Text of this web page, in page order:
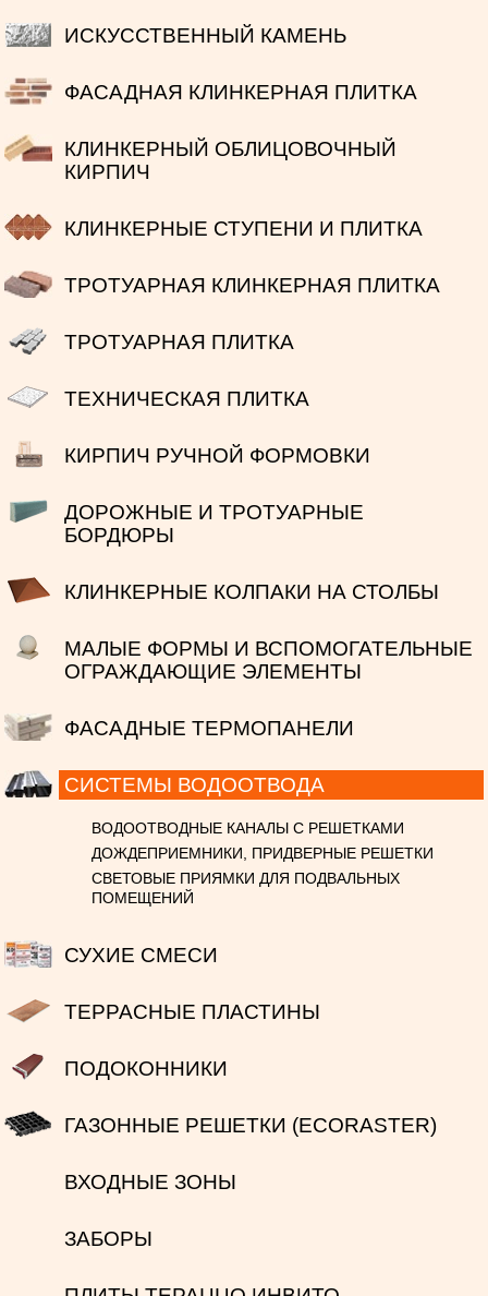
ИСКУССТВЕННЫЙ КАМЕНЬ
ФАСАДНАЯ КЛИНКЕРНАЯ ПЛИТКА
КЛИНКЕРНЫЙ ОБЛИЦОВОЧНЫЙ
КИРПИЧ
КЛИНКЕРНЫЕ СТУПЕНИ И ПЛИТКА
ТРОТУАРНАЯ КЛИНКЕРНАЯ ПЛИТКА
ТРОТУАРНАЯ ПЛИТКА
ТЕХНИЧЕСКАЯ ПЛИТКА
КИРПИЧ РУЧНОЙ ФОРМОВКИ
ДОРОЖНЫЕ И ТРОТУАРНЫЕ
БОРДЮРЫ
КЛИНКЕРНЫЕ КОЛПАКИ НА СТОЛБЫ
МАЛЫЕ ФОРМЫ И ВСПОМОГАТЕЛЬНЫЕ
ОГРАЖДАЮЩИЕ ЭЛЕМЕНТЫ
ФАСАДНЫЕ ТЕРМОПАНЕЛИ
СИСТЕМЫ ВОДООТВОДА
ВОДООТВОДНЫЕ КАНАЛЫ С РЕШЕТКАМИ
ДОЖДЕПРИЕМНИКИ, ПРИДВЕРНЫЕ РЕШЕТКИ
СВЕТОВЫЕ ПРИЯМКИ ДЛЯ ПОДВАЛЬНЫХ
ПОМЕЩЕНИЙ
СУХИЕ СМЕСИ
ТЕРРАСНЫЕ ПЛАСТИНЫ
ПОДОКОННИКИ
ГАЗОННЫЕ РЕШЕТКИ (ECORASTER)
ВХОДНЫЕ ЗОНЫ
ЗАБОРЫ